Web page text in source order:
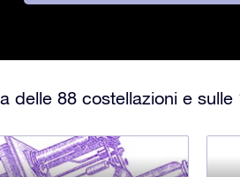
delle 88 costellazioni e